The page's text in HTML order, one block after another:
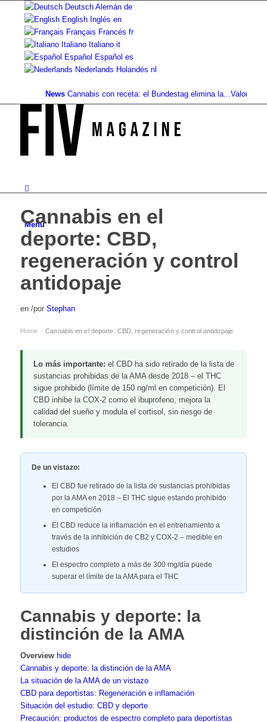
Deutsch Alemán de
English Inglés en
Français Francés fr
Italiano Italiano it
Español Español es
Nederlands Holandés nl
News Cannabis con receta: el Bundestag elimina la...Valor del
Menú
Cannabis en el
deporte: CBD,
regeneración y control
antidopaje
en /por Stephan
Home › Cannabis en el deporte: CBD, regeneración y control antidopaje
Lo más importante: el CBD ha sido retirado de la lista de
sustancias prohibidas de la AMA desde 2018 – el THC
sigue prohibido (límite de 150 ng/ml en competición). El
CBD inhibe la COX-2 como el ibuprofeno, mejora la
calidad del sueño y modula el cortisol, sin riesgo de
tolerancia.
De un vistazo:
El CBD fue retirado de la lista de sustancias prohibidas
por la AMA en 2018 – El THC sigue estando prohibido
en competición
El CBD reduce la inflamación en el entrenamiento a
través de la inhibición de CB2 y COX-2 – medible en
estudios
El espectro completo a más de 300 mg/día puede
superar el límite de la AMA para el THC
Cannabis y deporte: la
distinción de la AMA
Overview hide
Cannabis y deporte: la distinción de la AMA
La situación de la AMA de un vistazo
CBD para deportistas: Regeneración e inflamación
Situación del estudio: CBD y deporte
Precaución: productos de espectro completo para deportistas